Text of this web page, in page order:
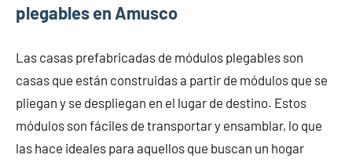
plegables en Amusco
Las casas prefabricadas de módulos plegables son
casas que están construidas a partir de módulos que se
pliegan y se despliegan en el lugar de destino. Estos
módulos son fáciles de transportar y ensamblar, lo que
las hace ideales para aquellos que buscan un hogar